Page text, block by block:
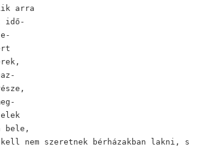
arra
idő-
bele,
nem szeretnek bérházakban lakni, s